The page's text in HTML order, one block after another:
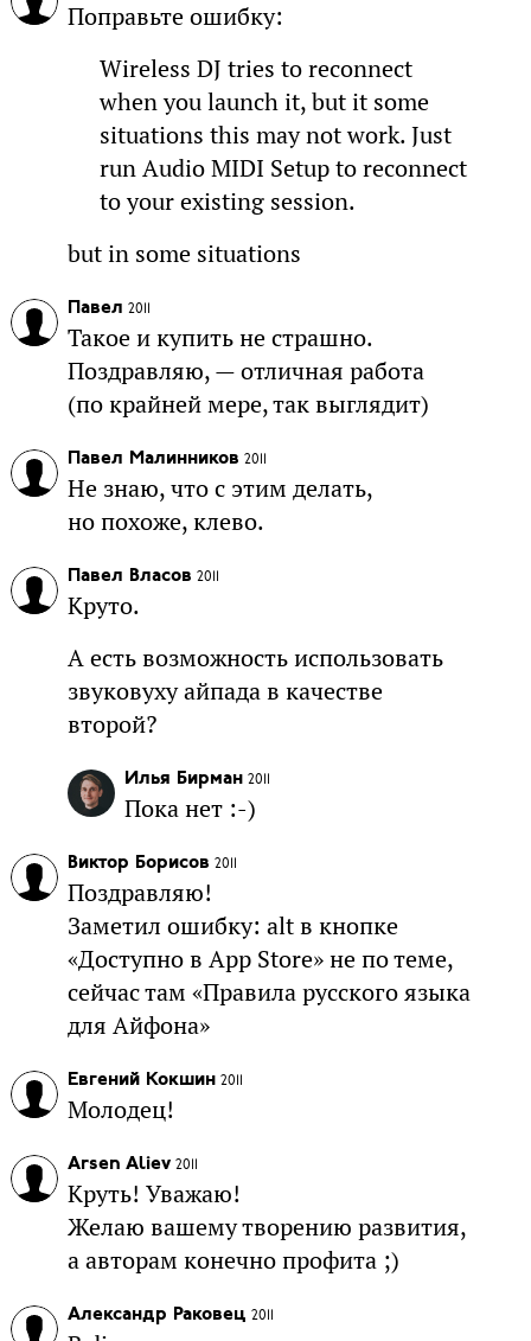
Поправьте ошибку:
Wireless DJ tries to reconnect
when you launch it, but it some
situations this may not work. Just
run Audio MIDI Setup to reconnect
to your existing session.
but in some situations
Павел 2011
Такое и купить не страшно.
Поздравляю, — отличная работа
(по крайней мере, так выглядит)
Павел Малинников 2011
Не знаю, что с этим делать,
но похоже, клево.
Павел Власов 2011
Круто.
А есть возможность использовать
звуковуху айпада в качестве
второй?
Илья Бирман 2011
Пока нет :-)
Виктор Борисов 2011
Поздравляю!
Заметил ошибку: alt в кнопке
«Доступно в App Store» не по теме,
сейчас там «Правила русского языка
для Айфона»
Евгений Кокшин 2011
Молодец!
Arsen Aliev 2011
Круть! Уважаю!
Желаю вашему творению развития,
а авторам конечно профита ;)
Александр Раковец 2011